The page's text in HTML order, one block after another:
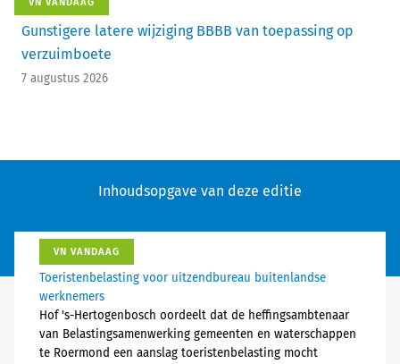
Gunstigere latere wijziging BBBB van toepassing op
verzuimboete
7 augustus 2026
Inhoudsopgave van deze editie
VN VANDAAG
Toeristenbelasting voor uitzendbureau buitenlandse
werknemers
Hof 's-Hertogenbosch oordeelt dat de heffingsambtenaar
van Belastingsamenwerking gemeenten en waterschappen
te Roermond een aanslag toeristenbelasting mocht